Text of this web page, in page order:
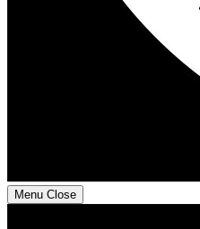
Menu Close